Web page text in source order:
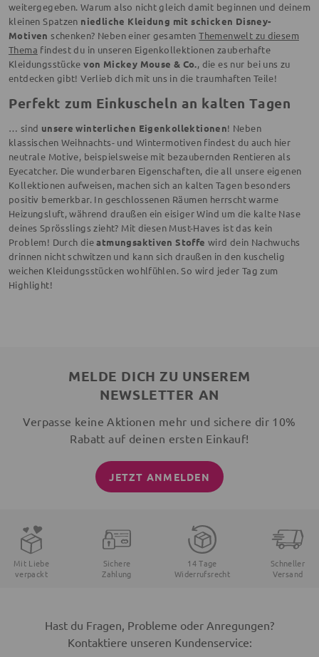
weitergegeben. Warum also nicht gleich damit beginnen und deinem
kleinen Spatzen niedliche Kleidung mit schicken Disney-
Motiven schenken? Neben einer gesamtenThemenwelt zu diesem
Thema findest du in unseren Eigenkollektionen zauberhafte
Kleidungsstückevon Mickey Mouse & Co., die es nur bei uns zu
entdecken gibt! Verlieb dich mit uns in die traumhaften Teile!
Perfekt zum Einkuscheln an kalten Tagen
… sind unsere winterlichen Eigenkollektionen! Neben
klassischen Weihnachts- und Wintermotiven findest du auch hier
neutrale Motive, beispielsweise mit bezaubernden Rentieren als
Eyecatcher. Die wunderbaren Eigenschaften, die all unsere eigenen
Kollektionen aufweisen, machen sich an kalten Tagen besonders
positiv bemerkbar. In geschlossenen Räumen herrscht warme
Heizungsluft, während draußen ein eisiger Wind um die kalte Nase
deines Sprösslings zieht? Mit diesen Must-Haves ist das kein
Problem! Durch dieatmungsaktiven Stoffe wird dein Nachwuchs
drinnen nicht schwitzen und kann sich draußen in den kuschelig
weichen Kleidungsstücken wohlfühlen. So wird jeder Tag zum
Highlight!
MELDE DICH ZU UNSEREM
NEWSLETTER AN
Verpasse keine Aktionen mehr und sichere dir 10%
Rabatt auf deinen ersten Einkauf!
JETZT ANMELDEN
Mit Liebe
verpackt
Sichere
Zahlung
14 Tage
Widerrufsrecht
Schneller
Versand
Hast du Fragen, Probleme oder Anregungen?
Kontaktiere unseren Kundenservice: